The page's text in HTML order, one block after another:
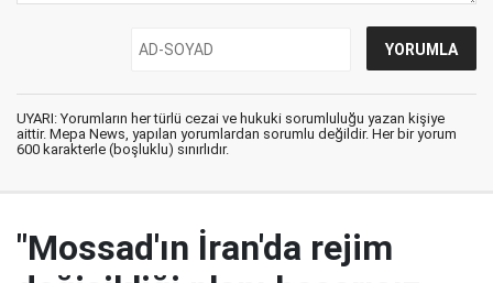
UYARI: Yorumların her türlü cezai ve hukuki sorumluluğu yazan kişiye
aittir. Mepa News, yapılan yorumlardan sorumlu değildir. Her bir yorum
600 karakterle (boşluklu) sınırlıdır.
"Mossad'ın İran'da rejim